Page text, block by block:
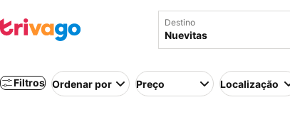
Destino
Filtros Ordenar por Preço Localização